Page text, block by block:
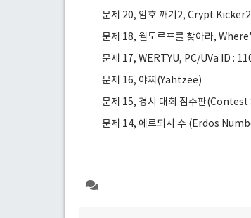
문제 20, 암호 깨기2, Crypt
문제 18, 월도르프를 찾아라,
문제 17, WERTYU, PC/UVa ID :
문제 16, 야찌(Yahtzee)
문제 15, 경시 대회 점수판
문제 14, 에르되시 수 (Erdos